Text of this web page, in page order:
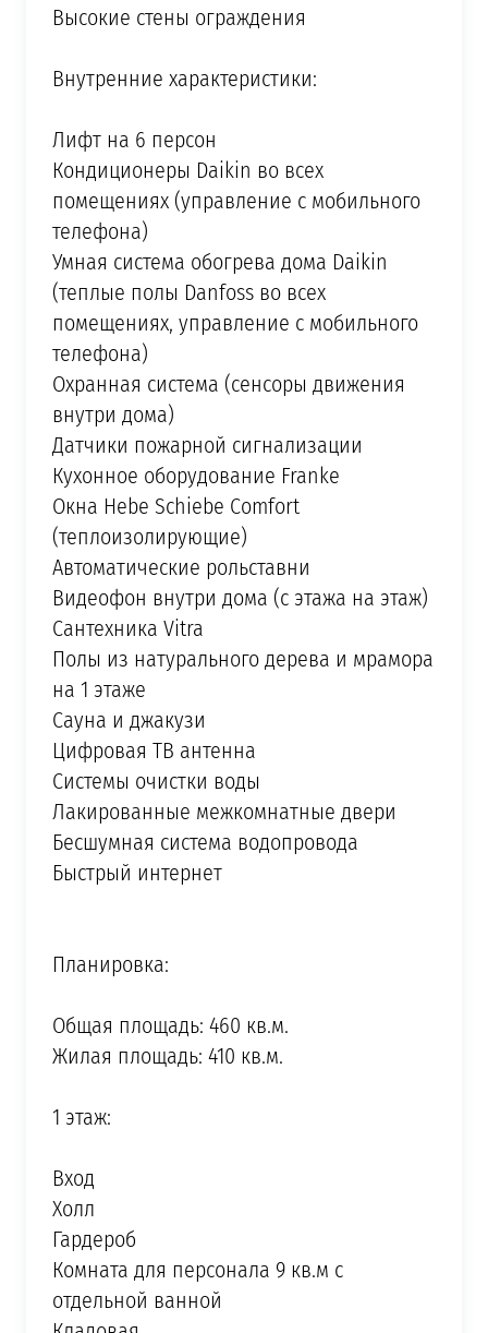
Высокие стены ограждения
Внутренние характеристики:
Лифт на 6 персон
Кондиционеры Daikin во всех
помещениях (управление с мобильного
телефона)
Умная система обогрева дома Daikin
(теплые полы Danfoss во всех
помещениях, управление с мобильного
телефона)
Охранная система (сенсоры движения
внутри дома)
Датчики пожарной сигнализации
Кухонное оборудование Franke
Окна Hebe Schiebe Comfort
(теплоизолирующие)
Автоматические рольставни
Видеофон внутри дома (с этажа на этаж)
Сантехника Vitra
Полы из натурального дерева и мрамора
на 1 этаже
Cауна и джакузи
Цифровая ТВ антенна
Системы очистки воды
Лакированные межкомнатные двери
Бесшумная система водопровода
Быстрый интернет
Планировка:
Общая площадь: 460 кв.м.
Жилая площадь: 410 кв.м.
1 этаж:
Вход
Холл
Гардероб
Комната для персонала 9 кв.м с
отдельной ванной